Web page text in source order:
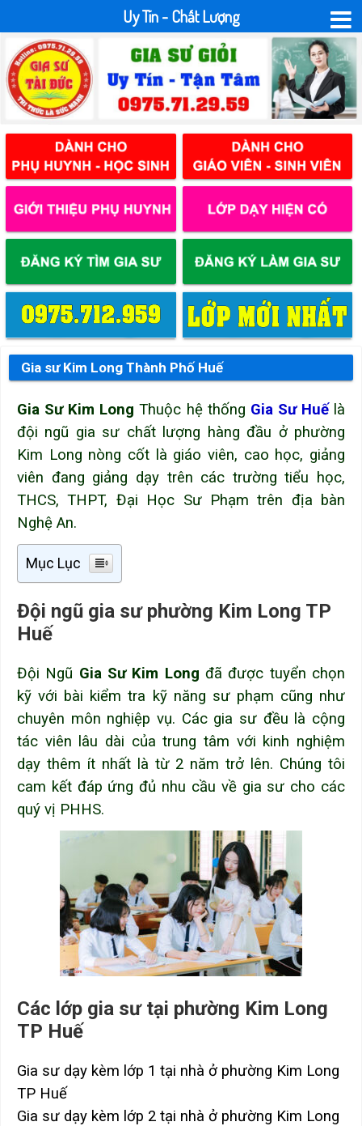
Gia sư Kim Long Thành Phố Huế
Gia Sư Kim Long Thuộc hệ thống Gia Sư Huế là
đội ngũ gia sư chất lượng hàng đầu ở phường
Kim Long nòng cốt là giáo viên, cao học, giảng
viên đang giảng dạy trên các trường tiểu học,
THCS, THPT, Đại Học Sư Phạm trên địa bàn
Nghệ An.
Mục Lục
Đội ngũ gia sư phường Kim Long TP
Huế
Đội Ngũ Gia Sư Kim Long đã được tuyển chọn
kỹ với bài kiểm tra kỹ năng sư phạm cũng như
chuyên môn nghiệp vụ. Các gia sư đều là cộng
tác viên lâu dài của trung tâm với kinh nghiệm
dạy thêm ít nhất là từ 2 năm trở lên. Chúng tôi
cam kết đáp ứng đủ nhu cầu về gia sư cho các
quý vị PHHS.
Các lớp gia sư tại phường Kim Long
TP Huế
Gia sư dạy kèm lớp 1 tại nhà ở phường Kim Long
TP Huế
Gia sư dạy kèm lớp 2 tại nhà ở phường Kim Long
Uy Tín - Chất Lượng